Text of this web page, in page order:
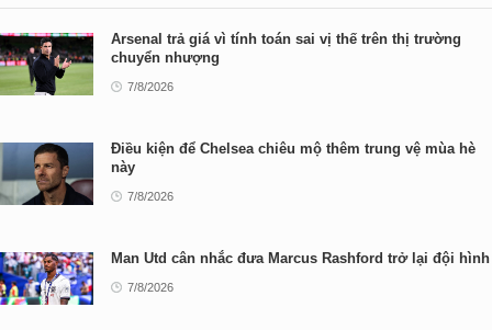
Arsenal trả giá vì tính toán sai vị thế trên thị trường
chuyển nhượng
7/8/2026
Điều kiện để Chelsea chiêu mộ thêm trung vệ mùa hè
này
7/8/2026
Man Utd cân nhắc đưa Marcus Rashford trở lại đội hình
7/8/2026